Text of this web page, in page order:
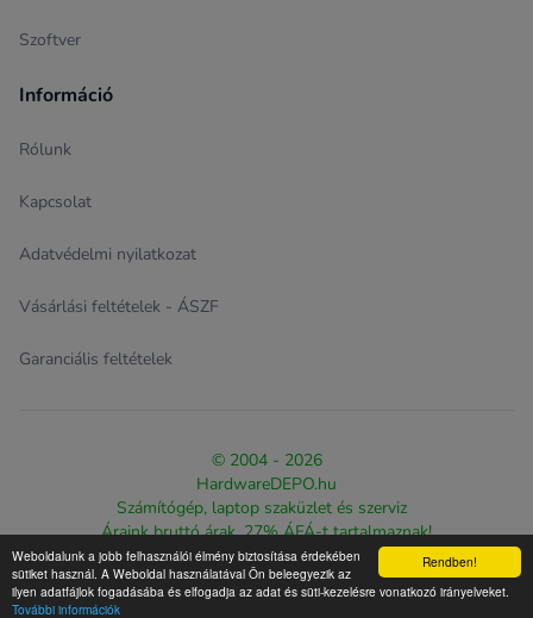
Rendben!
Weboldalunk a jobb felhasználói élmény biztosítása érdekében
sütiket használ. A Weboldal használatával Ön beleegyezik az
ilyen adatfájlok fogadásába és elfogadja az adat és süti-kezelésre vonatkozó irányelveket.
További információk
Szoftver
Információ
Rólunk
Kapcsolat
Adatvédelmi nyilatkozat
Vásárlási feltételek - ÁSZF
Garanciális feltételek
© 2004 - 2026
HardwareDEPO.hu
Számítógép, laptop szaküzlet és szerviz
Áraink bruttó árak, 27% ÁFÁ-t tartalmaznak!
Design & eCommerce solution proudly created byThe Web
Warriorz